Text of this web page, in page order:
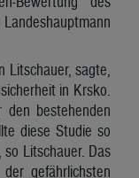
Litschauer, sagte,
in Krsko.
den bestehenden
diese Studie so
so Litschauer. Das
gefährlichsten